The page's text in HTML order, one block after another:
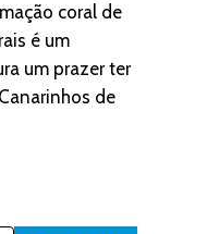
coral de
é um
um prazer ter
de